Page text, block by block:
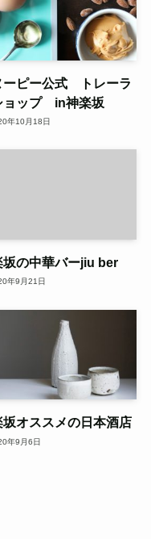
ーピー公式 トレーラ
ョップ in神楽坂
年10月18日
坂の中華バーjiu ber
年9月21日
坂オススメの日本酒店
年9月6日